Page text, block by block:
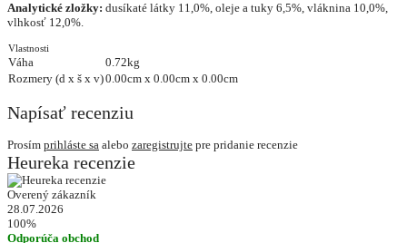
Analytické zložky: dusíkaté látky 11,0%, oleje a tuky 6,5%, vláknina 10,0%,
vlhkosť 12,0%.
Vlastnosti
Váha
0.72kg
Rozmery (d x š x v)0.00cm x 0.00cm x 0.00cm
Napísať recenziu
Prosím prihláste sa alebo zaregistrujte pre pridanie recenzie
Heureka recenzie
Overený zákazník
28.07.2026
100%
Odporúča obchod